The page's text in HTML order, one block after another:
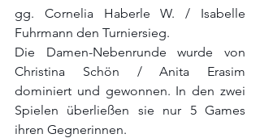
gg. Cornelia Haberle W. / Isabelle
Fuhrmann den Turniersieg.
Die Damen-Nebenrunde wurde von
Christina Schön / Anita Erasim
dominiert und gewonnen. In den zwei
Spielen überließen sie nur 5 Games
ihren Gegnerinnen.